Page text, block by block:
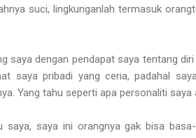
suci, lingkunganlah termasuk
saya dengan pendapat saya tentang
saya pribadi yang ceria, padahal
Yang tahu seperti apa personaliti saya
saya, saya ini orangnya gak bisa